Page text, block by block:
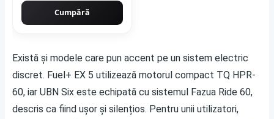
Cumpără
Există și modele care pun accent pe un sistem electric
discret. Fuel+ EX 5 utilizează motorul compact TQ HPR-
60, iar UBN Six este echipată cu sistemul Fazua Ride 60,
descris ca fiind ușor și silențios. Pentru unii utilizatori,